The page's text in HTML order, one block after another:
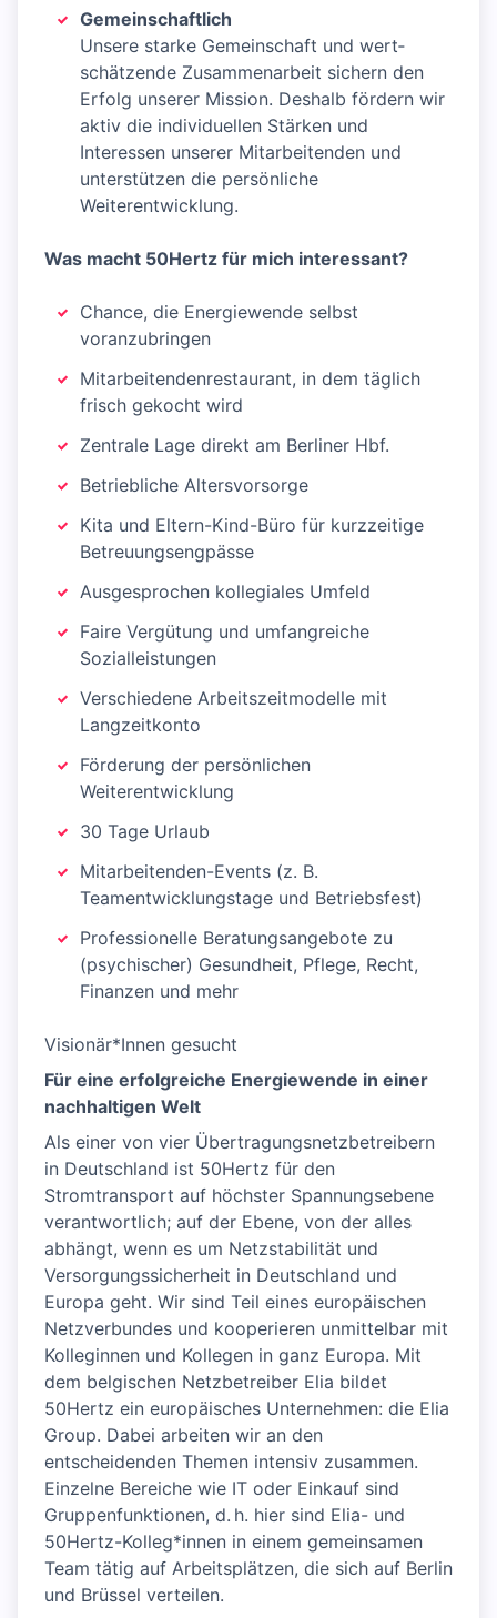
Gemeinschaftlich
Unsere starke Gemein­schaft und wert­
schätzende Zusammenarbeit sichern den
Erfolg unserer Mission. Deshalb fördern wir
aktiv die individuellen Stärken und
Interessen unserer Mitarbeitenden und
unterstützen die persön­liche
Weiterentwicklung.
Was macht 50Hertz für mich interessant?
Chance, die Energiewende selbst
voranzubringen
Mitarbeitendenrestaurant, in dem täglich
frisch gekocht wird
Zentrale Lage direkt am Berliner Hbf.
Betriebliche Altersvorsorge
Kita und Eltern-Kind-Büro für kurzzeitige
Betreuungsengpässe
Ausgesprochen kollegiales Umfeld
Faire Vergütung und umfangreiche
Sozialleistungen
Verschiedene Arbeitszeitmodelle mit
Langzeitkonto
Förderung der persönlichen
Weiterentwicklung
30 Tage Urlaub
Mitarbeitenden-Events (z. B.
Teamentwicklungstage und Betriebsfest)
Professionelle Beratungsangebote zu
(psychischer) Gesundheit, Pflege, Recht,
Finanzen und mehr
Visionär*Innen gesucht
Für eine erfolgreiche Energiewende in einer
nachhaltigen Welt
Als einer von vier Über­tragungs­netzbetreibern
in Deutschland ist 50Hertz für den
Stromtransport auf höchster Spannungsebene
verant­wortlich; auf der Ebene, von der alles
abhängt, wenn es um Netzstabilität und
Versorgungs­sicherheit in Deutschland und
Europa geht. Wir sind Teil eines europäischen
Netzverbundes und kooperieren unmittelbar mit
Kolleginnen und Kollegen in ganz Europa. Mit
dem belgischen Netzbetreiber Elia bildet
50Hertz ein europäisches Unter­nehmen: die Elia
Group. Dabei arbeiten wir an den
entscheidenden Themen intensiv zusammen.
Einzelne Bereiche wie IT oder Einkauf sind
Gruppen­funktionen, d. h. hier sind Elia- und
50Hertz-Kolleg*innen in einem gemeinsamen
Team tätig auf Arbeitsplätzen, die sich auf Berlin
und Brüssel verteilen.